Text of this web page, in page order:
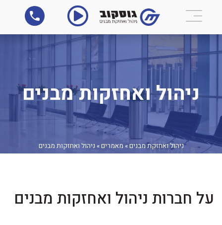
ניהול ואחזקות מבנים
ניהול ואחזקת מבנים» מאמרים» ניהול ואחזקות מבנים
על חברות ניהול ואחזקות מבנים